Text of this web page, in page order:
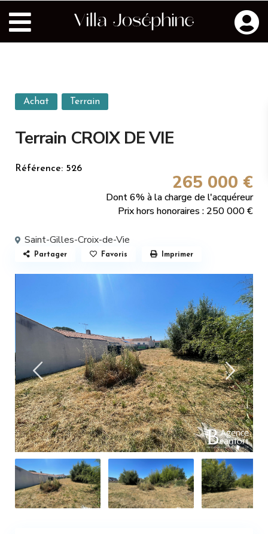
Achat Terrain
Terrain CROIX DE VIE
Référence: 526
265 000 €
Dont 6% à la charge de l'acquéreur
Prix hors honoraires : 250 000 €
Saint-Gilles-Croix-de-Vie
Partager Favoris Imprimer